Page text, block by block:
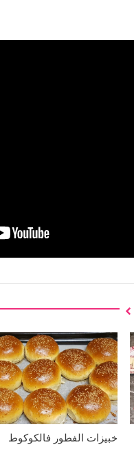
خبيزات الفطور فالكوكوط